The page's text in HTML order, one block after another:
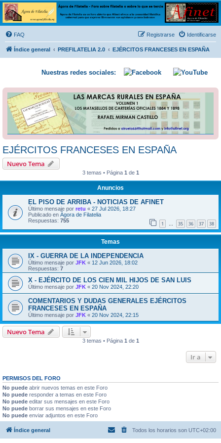
Ágora de Filatelia
Foro sobre filatelia o sobre lo que se tercie. Ágora de Filatelia es un foro abierto que Afinet
ofrece a la comunidad filatélica universal para que exprese libremente sus opiniones y
conocimientos
FAQ Identificarse
Registrarse
Índice general PREFILATELIA 2.0 EJÉRCITOS FRANCESES EN ESPAÑA
Nuestras redes sociales:
EJÉRCITOS FRANCESES EN ESPAÑA
Nuevo Tema
3 temas • Página 1 de 1
Anuncios
EL PISO DE ARRIBA - NOTICIAS DE AFINET
Último mensaje por retu « 27 Jul 2026, 18:27
Publicado en Ágora de Filatelia
Respuestas: 755 1 … 35 36 37 38
Temas
IX - GUERRA DE LA INDEPENDENCIA
Último mensaje por JFK « 12 Jun 2026, 18:02
Respuestas: 7
X - EJÉRCITO DE LOS CIEN MIL HIJOS DE SAN LUIS
Último mensaje por JFK « 20 Nov 2024, 22:20
COMENTARIOS Y DUDAS GENERALES EJÉRCITOS
FRANCESES EN ESPAÑA
Último mensaje por JFK « 20 Nov 2024, 22:15
Nuevo Tema
3 temas • Página 1 de 1
Ir a
PERMISOS DEL FORO
No puede abrir nuevos temas en este Foro
No puede responder a temas en este Foro
No puede editar sus mensajes en este Foro
No puede borrar sus mensajes en este Foro
No puede enviar adjuntos en este Foro
Índice general Todos los horarios son UTC+02:00